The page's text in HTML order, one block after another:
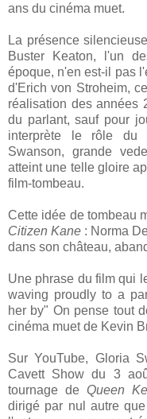
ans du cinéma muet.
La présence
Buster Keaton, l'un
époque, n'en est-il pas
d'Erich von Stroheim,
réalisation des années
du parlant, sauf pour
interprète le rôle du
Swanson, grande
atteint une telle gloire
film-tombeau.
Cette idée de tombeau
Citizen Kane : Norma
dans son château,
Une phrase du film qui
waving proudly to a
her by" On pense tout
cinéma muet de Kevin
Sur YouTube, Gloria
Cavett Show du 3
tournage de Queen
dirigé par nul autre